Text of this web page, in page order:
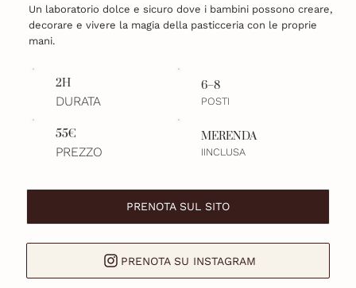
Un laboratorio dolce e sicuro dove i bambini possono creare,
decorare e vivere la magia della pasticceria con le proprie
mani.
2H
DURATA
6–8
POSTI
55€
PREZZO
MERENDA
IINCLUSA
PRENOTA SUL SITO
PRENOTA SU INSTAGRAM